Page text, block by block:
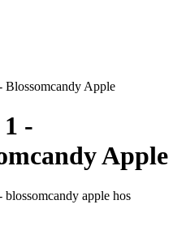
Blossomcandy Apple
-
Apple
apple hos